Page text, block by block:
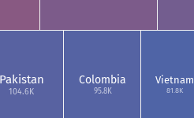
Pakistan
104.6K
Colombia
95.8K
Vietnam
81.8K